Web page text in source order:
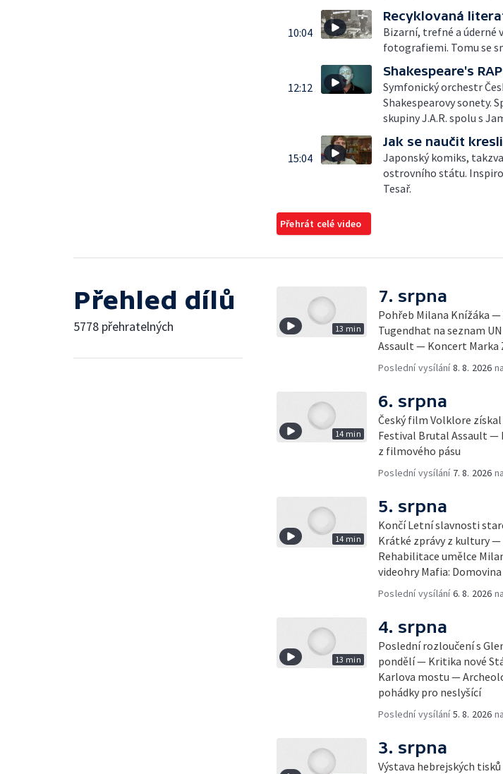
10:04
Recyklovaná
Bizarní, trefné a úderné
fotografiemi. Tomu se
12:12
Shakespeare's
Symfonický orchestr
Shakespearovy sonety.
skupiny J.A.R. spolu s
15:04
Jak se naučit
Japonský komiks,
ostrovního státu.
Tesař.
Přehrát celé video
Přehled dílů
5778 přehratelných 13 min
7. srpna
Pohřeb Milana Knížáka
Tugendhat na seznam
Assault — Koncert Marka
Poslední vysílání8. 8. 2026
14 min
6. srpna
Český film Volklore
Festival Brutal Assault —
z filmového pásu
Poslední vysílání 7. 8. 2026
14 min
5. srpna
Končí Letní slavnosti
Krátké zprávy z kultury
Rehabilitace umělce
videohry Mafia: Domovina
Poslední vysílání6. 8. 2026
13 min
4. srpna
Poslední rozloučení s
pondělí — Kritika nové
Karlova mostu —
pohádky pro neslyšící
Poslední vysílání5. 8. 2026
3. srpna
Výstava hebrejských